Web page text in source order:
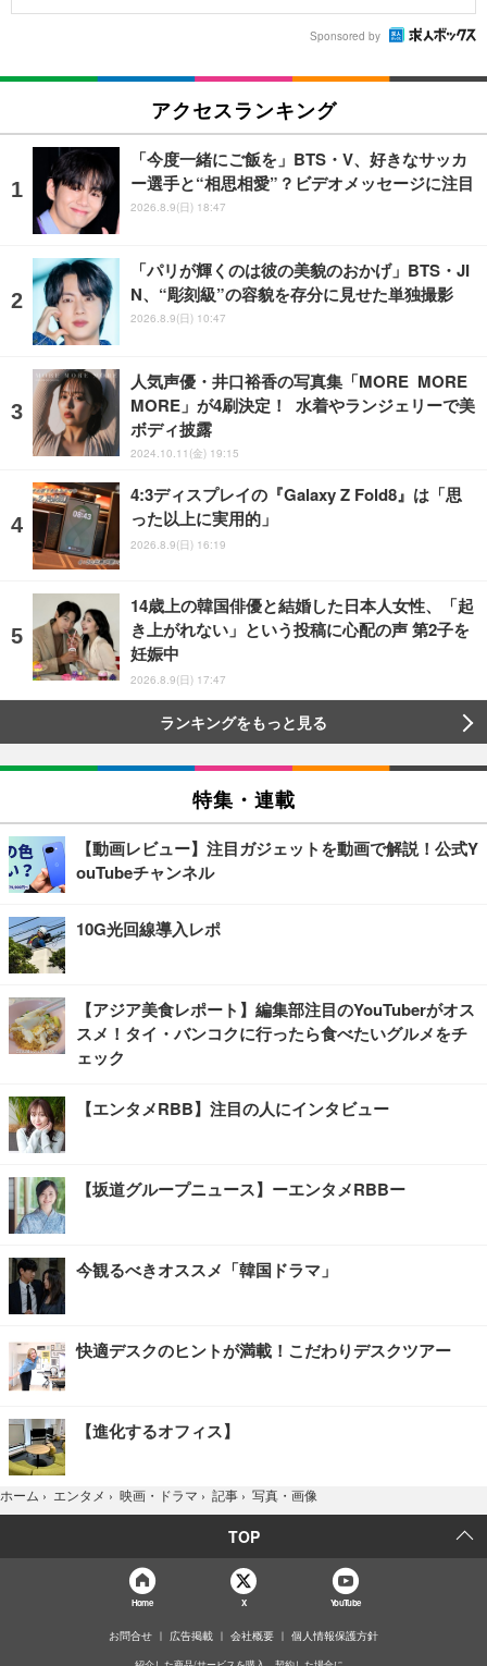
Sponsored by
アクセスランキング
「今度一緒にご飯を」BTS・V、好きなサッカ
ー選手と“相思相愛”？ビデオメッセージに注目
2026.8.9(日) 18:47
「パリが輝くのは彼の美貌のおかげ」BTS・JI
N、“彫刻級”の容貌を存分に見せた単独撮影
2026.8.9(日) 10:47
人気声優・井口裕香の写真集「MORE MORE
MORE」が4刷決定！ 水着やランジェリーで美
ボディ披露
2024.10.11(金) 19:15
4:3ディスプレイの『Galaxy Z Fold8』は「思
った以上に実用的」
2026.8.9(日) 16:19
14歳上の韓国俳優と結婚した日本人女性、「起
き上がれない」という投稿に心配の声 第2子を
妊娠中
2026.8.9(日) 17:47
ランキングをもっと見る
特集・連載
【動画レビュー】注目ガジェットを動画で解説！公式Y
ouTubeチャンネル
10G光回線導入レポ
【アジア美食レポート】編集部注目のYouTuberがオス
スメ！タイ・バンコクに行ったら食べたいグルメをチ
ェック
【エンタメRBB】注目の人にインタビュー
【坂道グループニュース】ーエンタメRBBー
今観るべきオススメ「韓国ドラマ」
快適デスクのヒントが満載！こだわりデスクツアー
【進化するオフィス】
ホーム › エンタメ › 映画・ドラマ › 記事 › 写真・画像
TOP
Home X YouTube
お問合せ 広告掲載 会社概要 個人情報保護方針